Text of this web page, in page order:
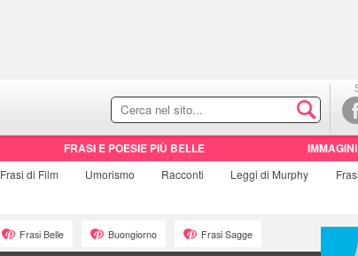
FRASI E POESIE PIÙ BELLE
Frasi di Film Umorismo Racconti Leggi di Murphy Frasi
Frasi Belle Buongiorno Frasi Sagge